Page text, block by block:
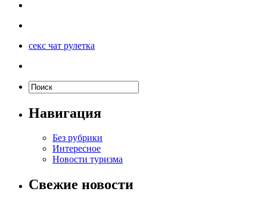
секс чат рулетка
Навигация
Без рубрики
Интересное
Новости туризма
Свежие новости